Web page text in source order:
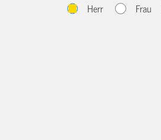
Herr
Frau